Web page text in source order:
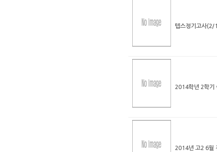
텝스정기고사(2/
2014학년 2학기
2014년 고2 6월